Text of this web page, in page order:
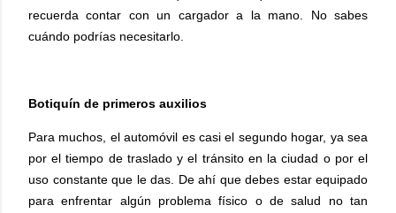
recuerda contar con un cargador a la mano. No sabes
cuándo podrías necesitarlo.
Botiquín de primeros auxilios
Para muchos, el automóvil es casi el segundo hogar, ya sea
por el tiempo de traslado y el tránsito en la ciudad o por el
uso constante que le das. De ahí que debes estar equipado
para enfrentar algún problema físico o de salud no tan